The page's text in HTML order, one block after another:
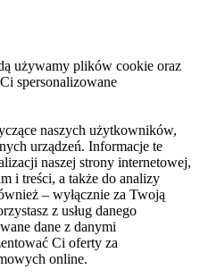
używamy plików cookie oraz
spersonalizowane
naszych użytkowników,
urządzeń. Informacje te
naszej strony internetowej,
i treści, a także do analizy
– wyłącznie za Twoją
z usług danego
dane z danymi
Ci oferty za
online.